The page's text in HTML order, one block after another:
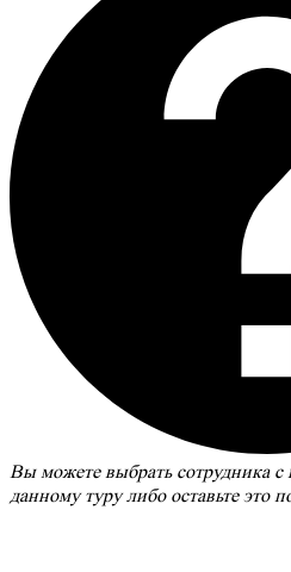
Вы можете выбрать сотрудника
данному туру либо оставьте это